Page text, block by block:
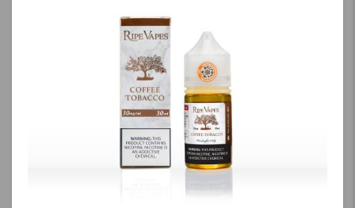
برای فعال شدن سبد خرید و
نمایش قیمت ، گزینه های
محصول را از کادر بالا انتخاب
آخرین بروزرسانی
نمایش قیمت ، گزینه های
محصول را از کادر بالا انتخاب
کنید.
آخرین بروزرسانی
قیمت: 13 ساعت پیش